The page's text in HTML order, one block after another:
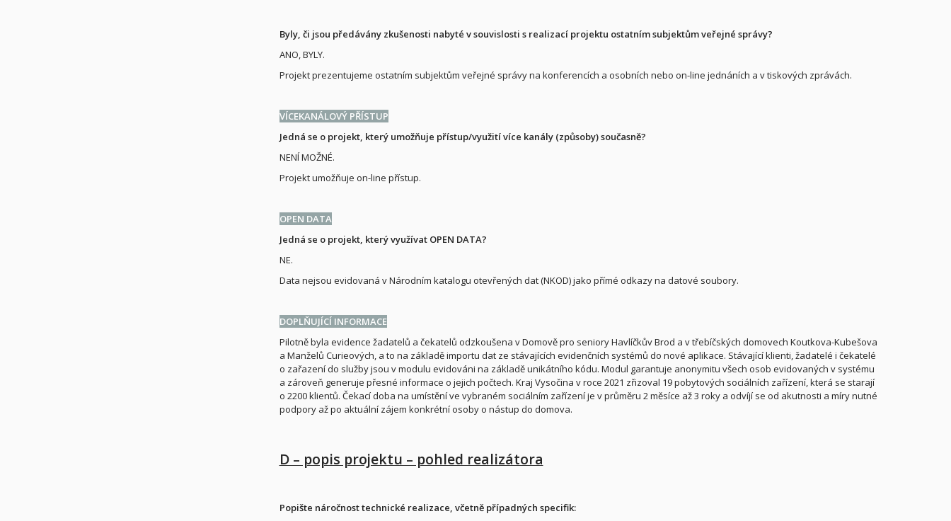
Byly, či jsou předávány zkušenosti nabyté v souvislosti s realizací projektu ostatním subjektům veřejné správy?
ANO, BYLY.
Projekt prezentujeme ostatním subjektům veřejné správy na konferencích a osobních nebo on-line jednáních a v tiskových zprávách.
VÍCEKANÁLOVÝ PŘÍSTUP
Jedná se o projekt, který umožňuje přístup/využití více kanály (způsoby) současně?
NENÍ MOŽNÉ.
Projekt umožňuje on-line přístup.
OPEN DATA
Jedná se o projekt, který využívat OPEN DATA?
NE.
Data nejsou evidovaná v Národním katalogu otevřených dat (NKOD) jako přímé odkazy na datové soubory.
DOPLŇUJÍCÍ INFORMACE
Pilotně byla evidence žadatelů a čekatelů odzkoušena v Domově pro seniory Havlíčkův Brod a v třebíčských domovech Koutkova-Kubešova
a Manželů Curieových, a to na základě importu dat ze stávajících evidenčních systémů do nové aplikace. Stávající klienti, žadatelé i čekatelé
o zařazení do služby jsou v modulu evidováni na základě unikátního kódu. Modul garantuje anonymitu všech osob evidovaných v systému
a zároveň generuje přesné informace o jejich počtech. Kraj Vysočina v roce 2021 zřizoval 19 pobytových sociálních zařízení, která se starají
o 2200 klientů. Čekací doba na umístění ve vybraném sociálním zařízení je v průměru 2 měsíce až 3 roky a odvíjí se od akutnosti a míry nutné
podpory až po aktuální zájem konkrétní osoby o nástup do domova.
D – popis projektu – pohled realizátora
Popište náročnost technické realizace, včetně případných specifik: